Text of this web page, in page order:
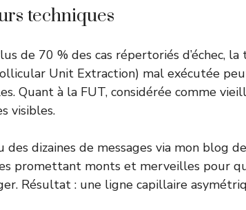
techniques
de 70 % des cas répertoriés d’échec,
Unit Extraction) mal exécutée
Quant à la FUT, considérée comme
visibles.
des dizaines de messages via mon blog
promettant monts et merveilles pour
Résultat : une ligne capillaire